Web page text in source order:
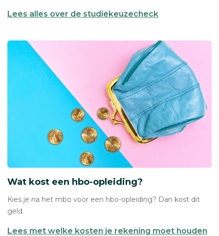
Lees alles over de studiekeuzecheck
Wat kost een hbo-opleiding?
Kies je na het mbo voor een hbo-opleiding? Dan kost dit
geld.
Lees met welke kosten je rekening moet houden